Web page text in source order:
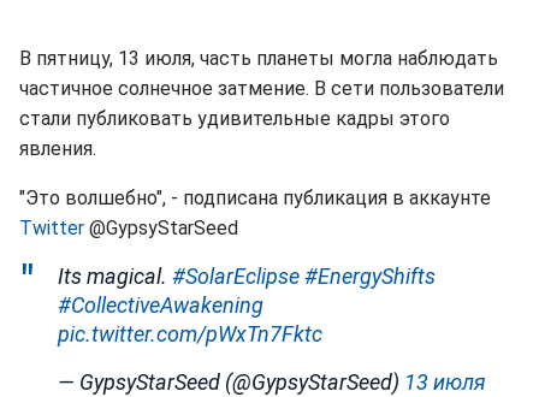
В пятницу, 13 июля, часть планеты могла наблюдать
частичное солнечное затмение. В сети пользователи
стали публиковать удивительные кадры этого
явления.
"Это волшебно", - подписана публикация в аккаунте
Twitter @GypsyStarSeed
Its magical. #SolarEclipse#EnergyShifts
#CollectiveAwakening
pic.twitter.com/pWxTn7Fktc
— GypsyStarSeed (@GypsyStarSeed) 13 июля